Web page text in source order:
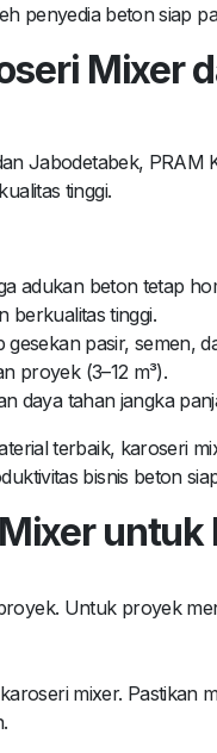
penyedia beton siap
Mixer
Jabodetabek, PRAM
tinggi.
adukan beton tetap
berkualitas tinggi.
pasir, semen,
proyek (3–12 m³).
daya tahan jangka
terbaik, karoseri
bisnis beton
untuk
Untuk proyek
mixer. Pastikan